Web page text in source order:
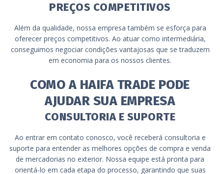
PREÇOS COMPETITIVOS
Além da qualidade, nossa empresa também se esforça para
oferecer preços competitivos. Ao atuar como intermediária,
conseguimos negociar condições vantajosas que se traduzem
em economia para os nossos clientes.
COMO A HAIFA TRADE PODE
AJUDAR SUA EMPRESA
CONSULTORIA E SUPORTE
Ao entrar em contato conosco, você receberá consultoria e
suporte para entender as melhores opções de compra e venda
de mercadorias no exterior. Nossa equipe está pronta para
orientá-lo em cada etapa do processo, garantindo que suas